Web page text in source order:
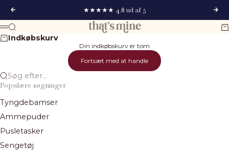
Forrige
★★★★★ 4.8 ud af 5
That's Mine
Menu
Søg
Indkøbskurv
Din indkøbskurv er tom
Fortsæt med at handle
Søg efter...
Populære søgninger
Tyngdebamser
Ammepuder
Pusletasker
Sengetøj